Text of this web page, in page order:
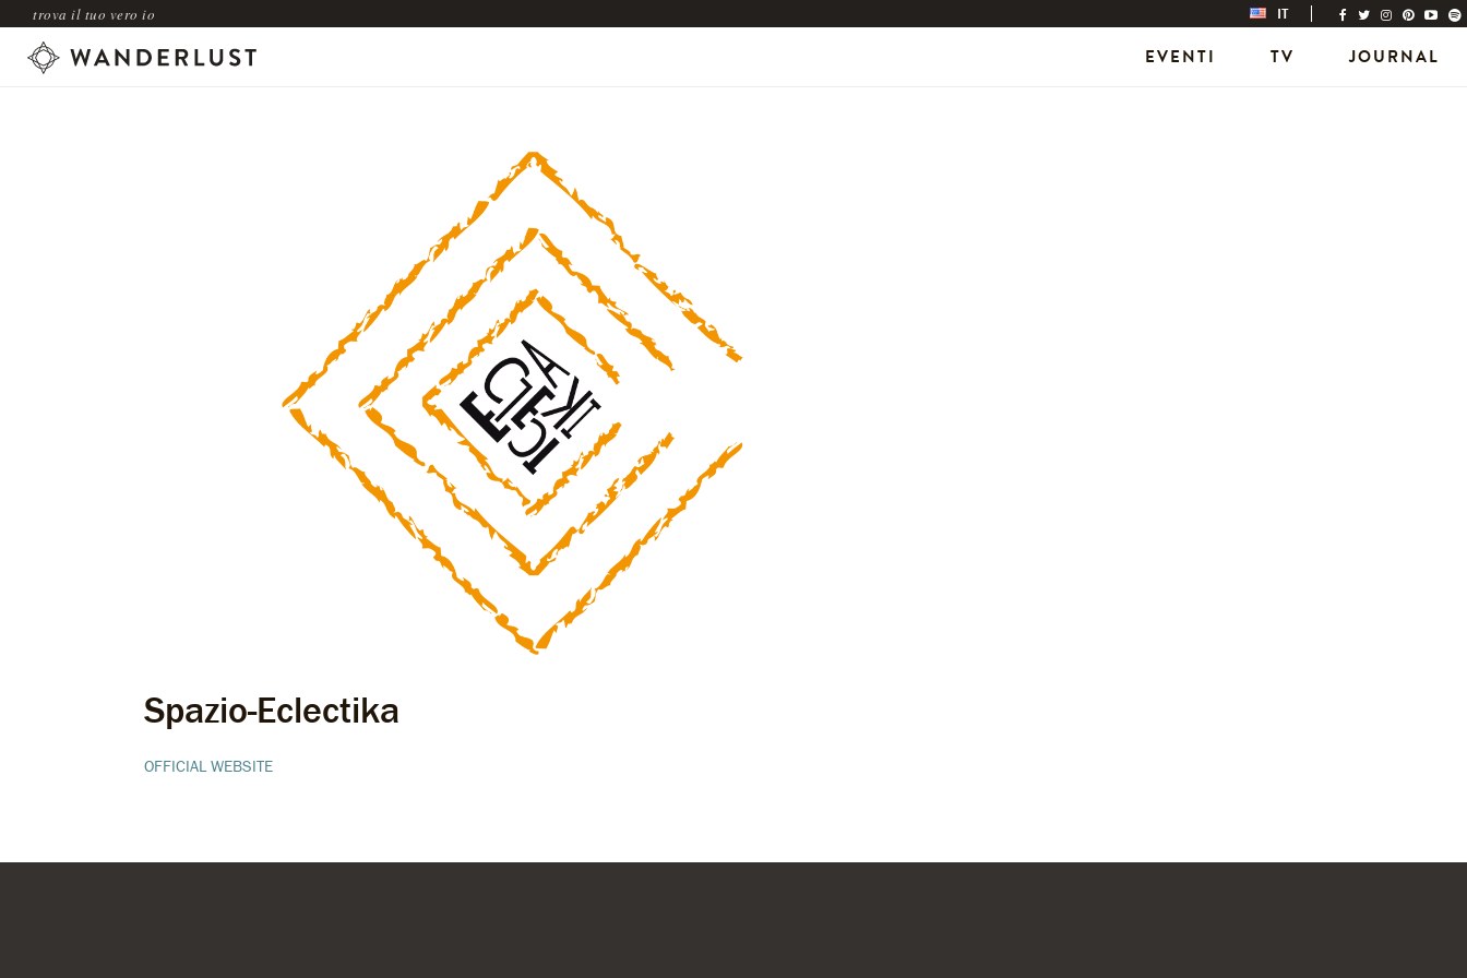
trova il tuo vero io IT
EVENTI TV JOURNAL
Spazio-Eclectika
OFFICIAL WEBSITE